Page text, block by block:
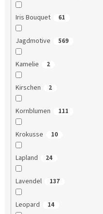
Iris Bouquet 61
Jagdmotive 569
Kamelie 2
Kirschen 2
Kornblumen 111
Krokusse 10
Lapland 24
Lavendel 137
Leopard 14